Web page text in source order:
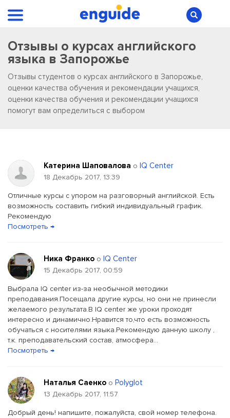
Отзывы о курсах английского
языка в Запорожье
Отзывы студентов о курсах английского в Запорожье,
оценки качества обучения и рекомендации учащихся,
оценки качества обучения и рекомендации учащихся
помогут вам определиться с выбором
Катерина Шаповалова о IQ Center
18 Декабрь 2017, 13:39
Отличные курсы с упором на разговорный английской. Есть
возможность составить гибкий индивидуальный график.
Рекомендую
Посмотреть →
Ника Франко о IQ Center
15 Декабрь 2017, 00:59
Выбрала IQ center из-за необычной методики
преподавания.Посещала другие курсы, но они не принесли
желаемого результата.В IQ center же уроки проходят
интересно и динамично.Нравится то,что есть возможность
обучаться с носителями языка.Рекомендую данную школу ,
т.к. преподавательский состав, атмосфера...
Посмотреть →
Наталья Саенко о Polyglot
13 Декабрь 2017, 11:57
Добрый день! напишите, пожалуйста, свой номер телефона.